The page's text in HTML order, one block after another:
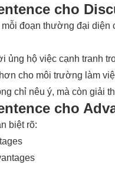
cho
đoạn thường đại diện
ủng hộ việc cạnh tranh
cho môi trường làm
chỉ nêu ý, mà còn giải
cho
biệt rõ: